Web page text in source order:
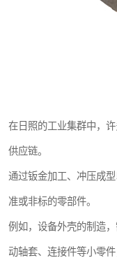
在日照的工业集群中，
供应链。
通过钣金加工、冲压成
准或非标的零部件。
例如，设备外壳的制造
动轴套、连接件等小零